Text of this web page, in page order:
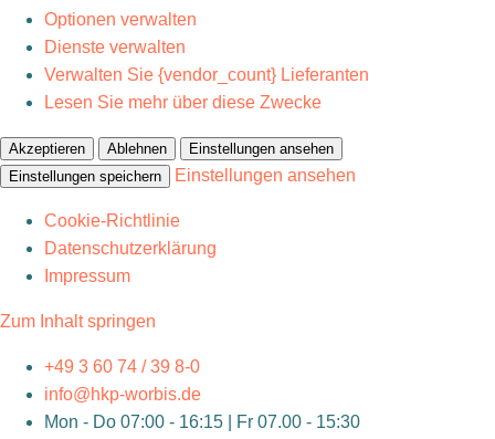
Optionen verwalten
Dienste verwalten
Verwalten Sie {vendor_count} Lieferanten
Lesen Sie mehr über diese Zwecke
Akzeptieren Ablehnen
Einstellungen ansehen
Einstellungen speichern
Einstellungen ansehen
Cookie-Richtlinie
Datenschutzerklärung
Impressum
Zum Inhalt springen
+49 3 60 74 / 39 8-0
info@hkp-worbis.de
Mon - Do 07:00 - 16:15 | Fr 07.00 - 15:30